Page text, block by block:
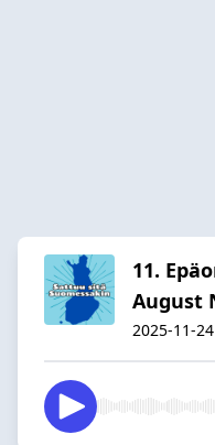
11.
August
2025-11-24